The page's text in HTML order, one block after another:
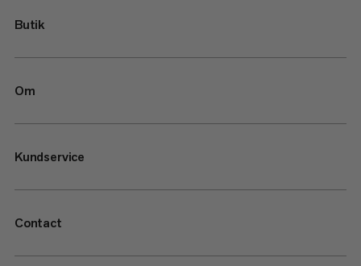
Butik
Om
Kundservice
Contact